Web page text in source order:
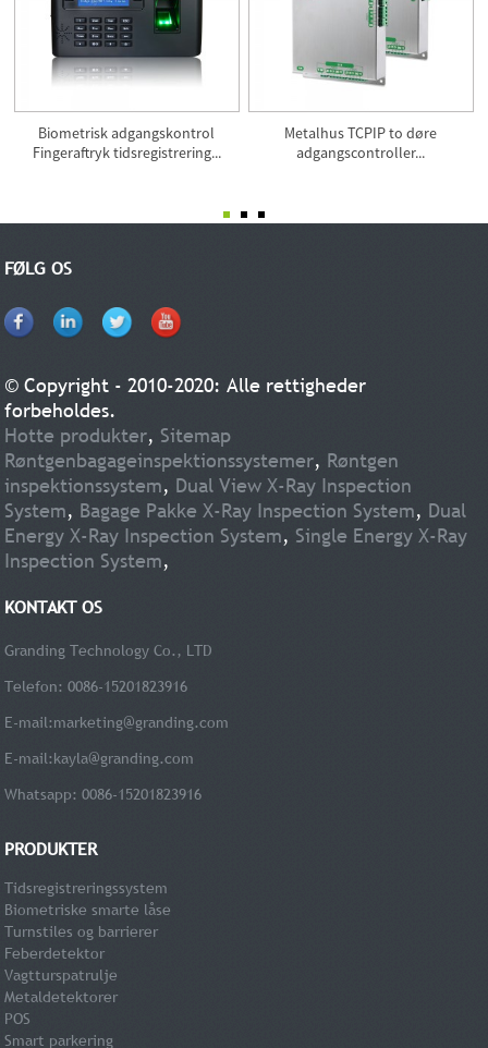
Biometrisk adgangskontrol
Fingeraftryk tidsregistrering...
Metalhus TCPIP to døre
adgangscontroller...
FØLG OS
© Copyright - 2010-2020: Alle rettigheder
forbeholdes.
Hotte produkter, Sitemap
Røntgenbagageinspektionssystemer, Røntgen
inspektionssystem, Dual View X-Ray Inspection
System, Bagage Pakke X-Ray Inspection System, Dual
Energy X-Ray Inspection System, Single Energy X-Ray
Inspection System,
KONTAKT OS
Granding Technology Co., LTD
Telefon: 0086-15201823916
E-mail:marketing@granding.com
E-mail:kayla@granding.com
Whatsapp: 0086-15201823916
PRODUKTER
Tidsregistreringssystem
Biometriske smarte låse
Turnstiles og barrierer
Feberdetektor
Vagtturspatrulje
Metaldetektorer
POS
Smart parkering